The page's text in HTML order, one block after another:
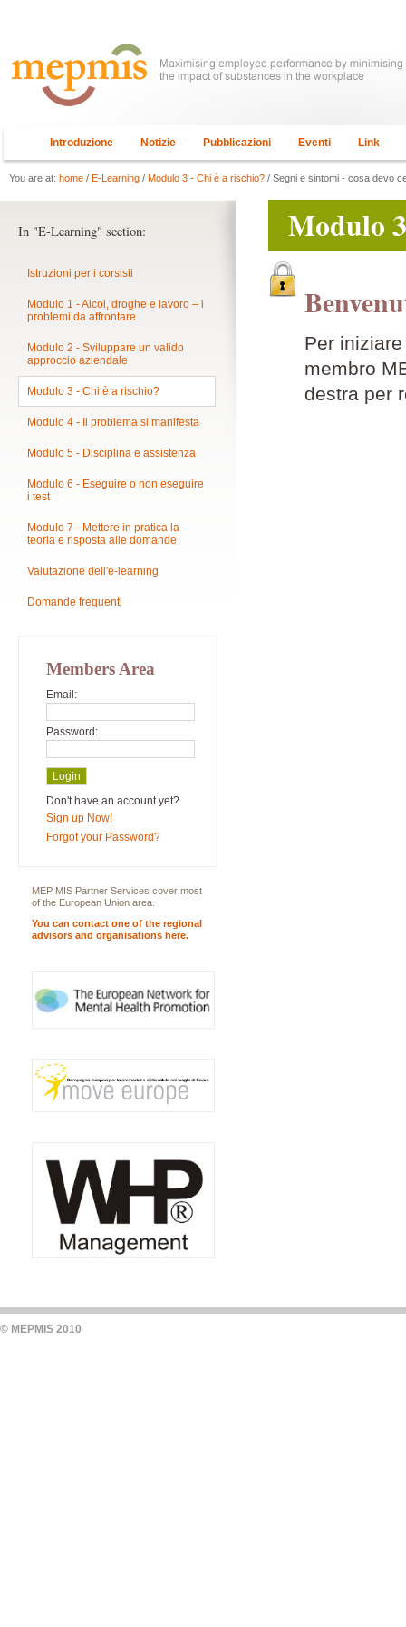
Introduzione Notizie Pubblicazioni Eventi Link
You are at: home / E-Learning / Modulo 3 - Chi è a rischio? / Segni e sintomi - cosa devo
Modulo
Per
membro
destra per
In "E-Learning" section:
Istruzioni per i corsisti
Modulo 1 - Alcol, droghe e lavoro – i
problemi da affrontare
Modulo 2 - Sviluppare un valido
approccio aziendale
Modulo 3 - Chi è a rischio?
Modulo 4 - Il problema si manifesta
Modulo 5 - Disciplina e assistenza
Modulo 6 - Eseguire o non eseguire
i test
Modulo 7 - Mettere in pratica la
teoria e risposta alle domande
Valutazione dell'e-learning
Domande frequenti
Members Area
Email:
Password:
Don't have an account yet?
Sign up Now!
Forgot your Password?
MEP MIS Partner Services cover most
of the European Union area.
You can contact one of the regional
advisors and organisations here.
© MEPMIS 2010